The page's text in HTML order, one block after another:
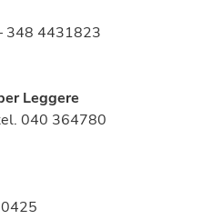
348 4431823
Leggere
040 364780